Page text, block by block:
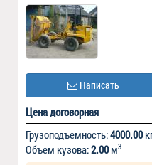
Написать
Цена договорная
Грузоподъемность:4000.00
Объем кузова:2.00м3